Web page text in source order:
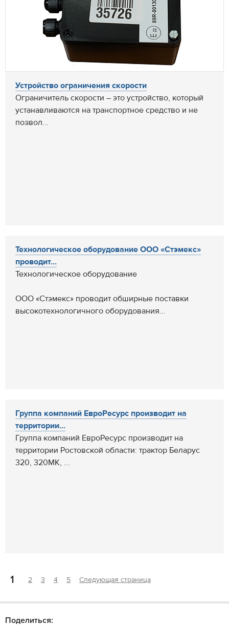
Устройство ограничения скорости
Ограничитель скорости – это устройство, который
устанавливаются на транспортное средство и не
позвол...
Технологическое оборудование ООО «Стэмекс»
проводит...
Технологическое оборудование
ООО «Стэмекс» проводит обширные поставки
высокотехнологичного оборудования...
Группа компаний ЕвроРесурс производит на
территории...
Группа компаний ЕвроРесурс производит на
территории Ростовской области: трактор Беларус
320, 320МК, ...
1 2 3 4 5 Следующая страница
Поделиться: